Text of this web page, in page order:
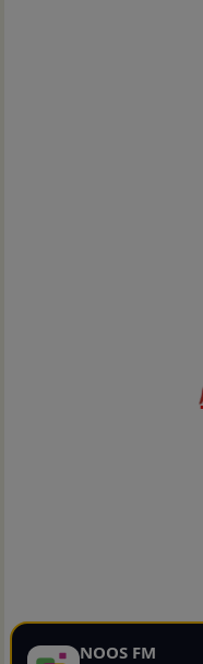
NOOS FM